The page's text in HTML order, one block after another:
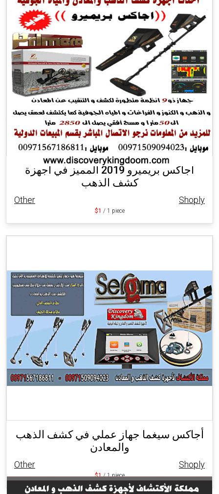
أجاكس بريميرو 2019 المميز في أجهزة
كشف الذهب
Other Shoply
$1 / 1 piece
أجاكس سيغما جهاز عملي في كشف الذهب
والمعادن
Other Shoply
$1/ 1 piece